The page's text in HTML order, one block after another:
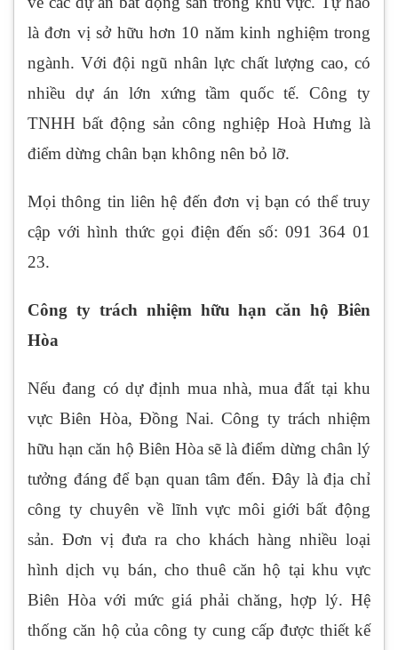
là đơn vị sở hữu hơn 10 năm kinh nghiệm trong
ngành. Với đội ngũ nhân lực chất lượng cao, có
nhiều dự án lớn xứng tầm quốc tế. Công ty
TNHH bất động sản công nghiệp Hoà Hưng là
điểm dừng chân bạn không nên bỏ lỡ.
Mọi thông tin liên hệ đến đơn vị bạn có thể truy
cập với hình thức gọi điện đến số: 091 364 01
23.
Công ty trách nhiệm hữu hạn căn hộ Biên
Hòa
Nếu đang có dự định mua nhà, mua đất tại khu
vực Biên Hòa, Đồng Nai. Công ty trách nhiệm
hữu hạn căn hộ Biên Hòa sẽ là điểm dừng chân lý
tưởng đáng để bạn quan tâm đến. Đây là địa chỉ
công ty chuyên về lĩnh vực môi giới bất động
sản. Đơn vị đưa ra cho khách hàng nhiều loại
hình dịch vụ bán, cho thuê căn hộ tại khu vực
Biên Hòa với mức giá phải chăng, hợp lý. Hệ
thống căn hộ của công ty cung cấp được thiết kế